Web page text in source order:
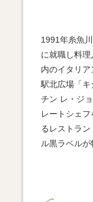
1991年糸魚
に就職し料
内のイタリ
駅北広場「キ
チン レ・ジ
レートシェ
るレストラ
ル黒ラベルが